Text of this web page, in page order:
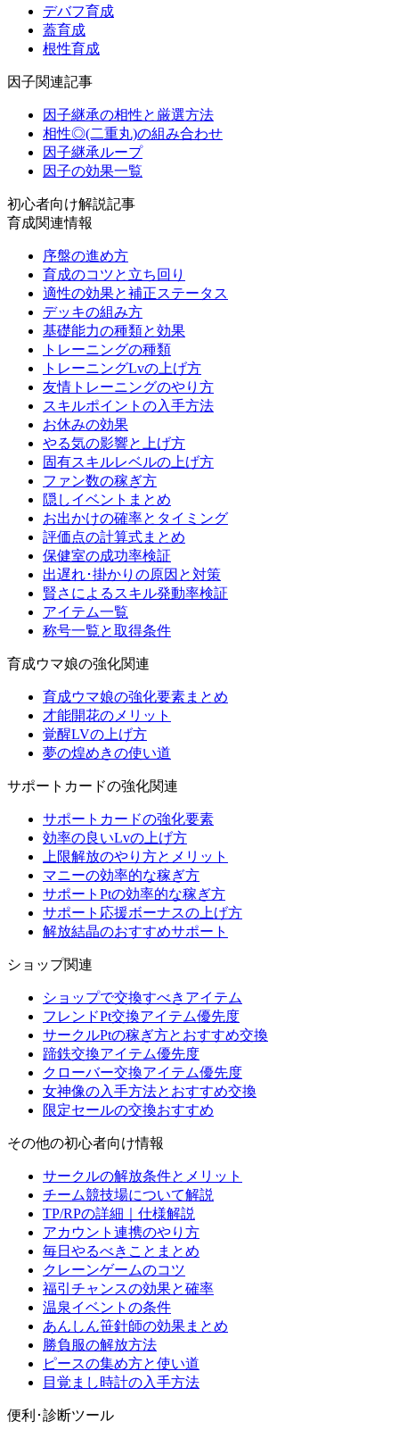
デバフ育成
蓋育成
根性育成
因子関連記事
因子継承の相性と厳選方法
相性◎(二重丸)の組み合わせ
因子継承ループ
因子の効果一覧
初心者向け解説記事
育成関連情報
序盤の進め方
育成のコツと立ち回り
適性の効果と補正ステータス
デッキの組み方
基礎能力の種類と効果
トレーニングの種類
トレーニングLvの上げ方
友情トレーニングのやり方
スキルポイントの入手方法
お休みの効果
やる気の影響と上げ方
固有スキルレベルの上げ方
ファン数の稼ぎ方
隠しイベントまとめ
お出かけの確率とタイミング
評価点の計算式まとめ
保健室の成功率検証
出遅れ･掛かりの原因と対策
賢さによるスキル発動率検証
アイテム一覧
称号一覧と取得条件
育成ウマ娘の強化関連
育成ウマ娘の強化要素まとめ
才能開花のメリット
覚醒LVの上げ方
夢の煌めきの使い道
サポートカードの強化関連
サポートカードの強化要素
効率の良いLvの上げ方
上限解放のやり方とメリット
マニーの効率的な稼ぎ方
サポートPtの効率的な稼ぎ方
サポート応援ボーナスの上げ方
解放結晶のおすすめサポート
ショップ関連
ショップで交換すべきアイテム
フレンドPt交換アイテム優先度
サークルPtの稼ぎ方とおすすめ交換
蹄鉄交換アイテム優先度
クローバー交換アイテム優先度
女神像の入手方法とおすすめ交換
限定セールの交換おすすめ
その他の初心者向け情報
サークルの解放条件とメリット
チーム競技場について解説
TP/RPの詳細｜仕様解説
アカウント連携のやり方
毎日やるべきことまとめ
クレーンゲームのコツ
福引チャンスの効果と確率
温泉イベントの条件
あんしん笹針師の効果まとめ
勝負服の解放方法
ピースの集め方と使い道
目覚まし時計の入手方法
便利･診断ツール